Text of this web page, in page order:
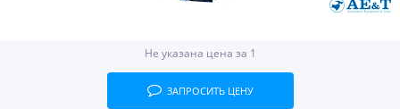
Не указана цена за 1
ЗАПРОСИТЬ ЦЕНУ